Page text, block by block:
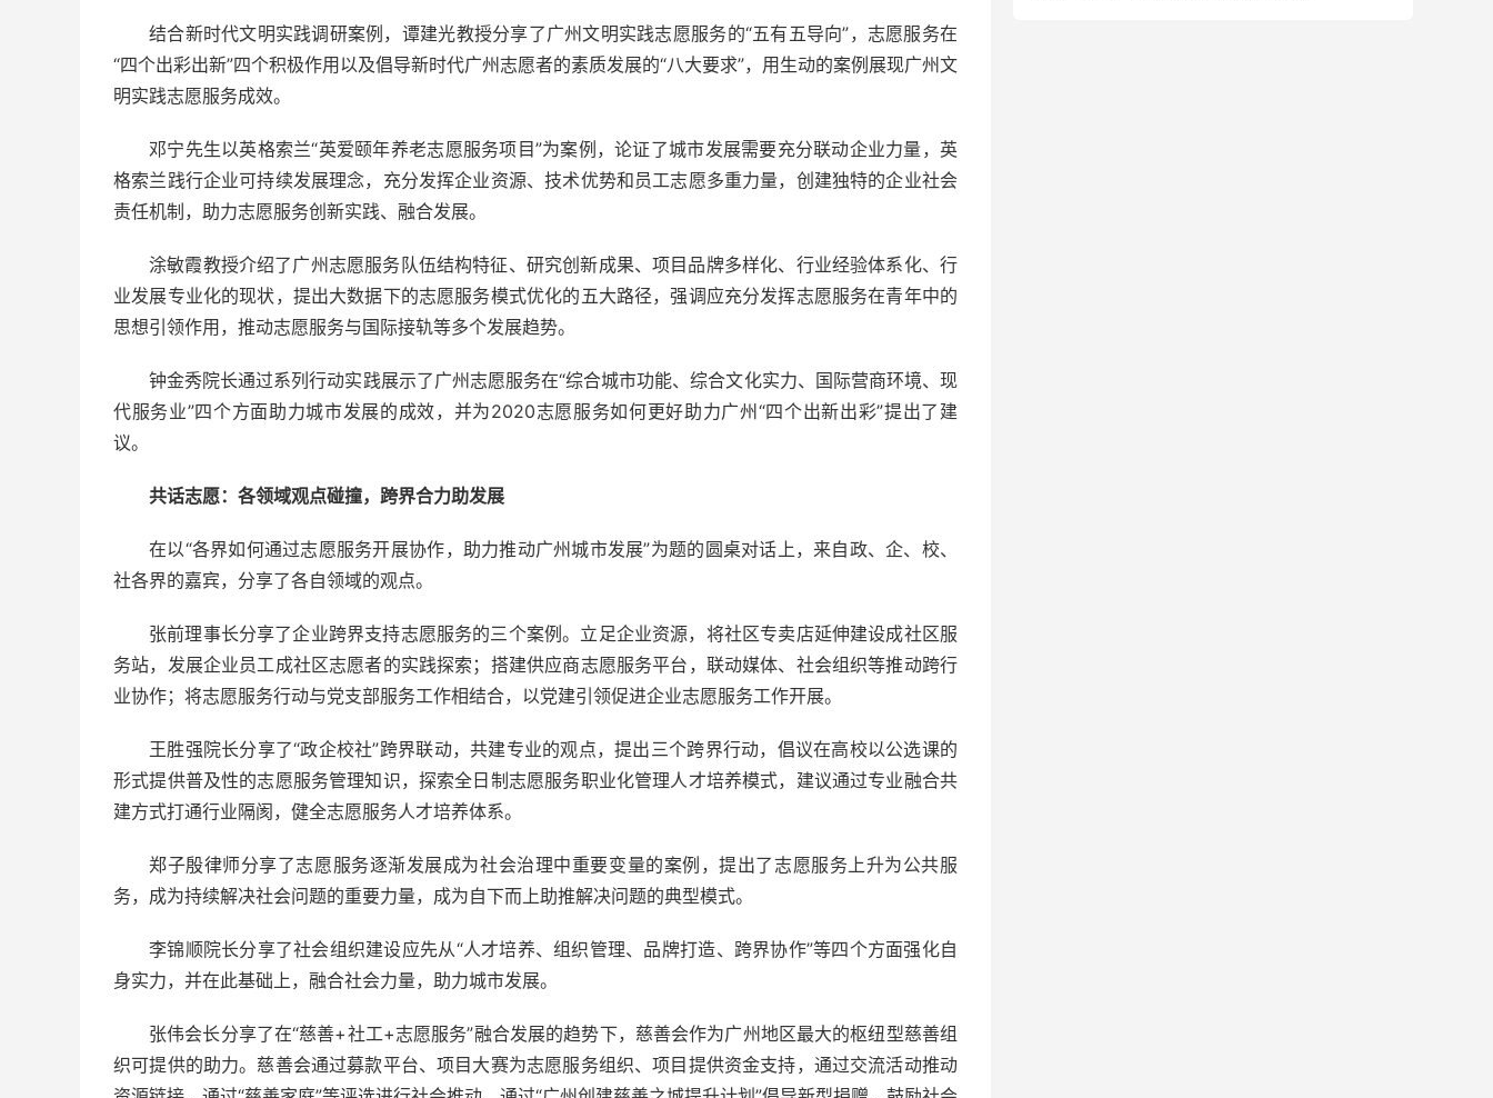
结合新时代文明实践调研案例，谭建光教授分享了广州文明实践志愿服务的“五有五导向”，志愿服务在
“四个出彩出新”四个积极作用以及倡导新时代广州志愿者的素质发展的“八大要求”，用生动的案例展现广州文
明实践志愿服务成效。
邓宁先生以英格索兰“英爱颐年养老志愿服务项目”为案例，论证了城市发展需要充分联动企业力量，英
格索兰践行企业可持续发展理念，充分发挥企业资源、技术优势和员工志愿多重力量，创建独特的企业社会
责任机制，助力志愿服务创新实践、融合发展。
涂敏霞教授介绍了广州志愿服务队伍结构特征、研究创新成果、项目品牌多样化、行业经验体系化、行
业发展专业化的现状，提出大数据下的志愿服务模式优化的五大路径，强调应充分发挥志愿服务在青年中的
思想引领作用，推动志愿服务与国际接轨等多个发展趋势。
钟金秀院长通过系列行动实践展示了广州志愿服务在“综合城市功能、综合文化实力、国际营商环境、现
代服务业”四个方面助力城市发展的成效，并为2020志愿服务如何更好助力广州“四个出新出彩”提出了建
议。
共话志愿：各领域观点碰撞，跨界合力助发展
在以“各界如何通过志愿服务开展协作，助力推动广州城市发展”为题的圆桌对话上，来自政、企、校、
社各界的嘉宾，分享了各自领域的观点。
张前理事长分享了企业跨界支持志愿服务的三个案例。立足企业资源，将社区专卖店延伸建设成社区服
务站，发展企业员工成社区志愿者的实践探索；搭建供应商志愿服务平台，联动媒体、社会组织等推动跨行
业协作；将志愿服务行动与党支部服务工作相结合，以党建引领促进企业志愿服务工作开展。
王胜强院长分享了“政企校社”跨界联动，共建专业的观点，提出三个跨界行动，倡议在高校以公选课的
形式提供普及性的志愿服务管理知识，探索全日制志愿服务职业化管理人才培养模式，建议通过专业融合共
建方式打通行业隔阂，健全志愿服务人才培养体系。
郑子殷律师分享了志愿服务逐渐发展成为社会治理中重要变量的案例，提出了志愿服务上升为公共服
务，成为持续解决社会问题的重要力量，成为自下而上助推解决问题的典型模式。
李锦顺院长分享了社会组织建设应先从“人才培养、组织管理、品牌打造、跨界协作”等四个方面强化自
身实力，并在此基础上，融合社会力量，助力城市发展。
张伟会长分享了在“慈善+社工+志愿服务”融合发展的趋势下，慈善会作为广州地区最大的枢纽型慈善组
织可提供的助力。慈善会通过募款平台、项目大赛为志愿服务组织、项目提供资金支持，通过交流活动推动